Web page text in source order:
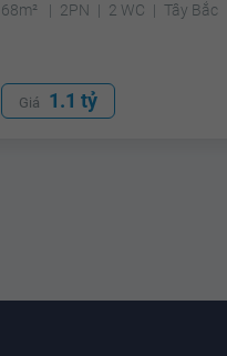
68m²
2PN 2 WC Tây Bắc
Giá 1.1 tỷ